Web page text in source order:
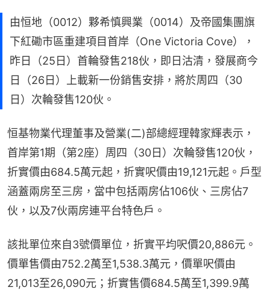
由恒地（0012）夥希慎興業（0014）及帝國集團旗
下紅磡市區重建項目首岸（One Victoria Cove），
昨日（25日）首輪發售218伙，即日沽清，發展商今
日（26日）上載新一份銷售安排，將於周四（30
日）次輪發售120伙。
恒基物業代理董事及營業(二)部總經理韓家輝表示，
首岸第1期（第2座）周四（30日）次輪發售120伙，
折實價由684.5萬元起，折實呎價由19,121元起。戶型
涵蓋兩房至三房，當中包括兩房佔106伙、三房佔7
伙，以及7伙兩房連平台特色戶。
該批單位來自3號價單位，折實平均呎價20,886元。
價單售價由752.2萬至1,538.3萬元，價單呎價由
21,013至26,090元；折實售價684.5萬至1,399.9萬